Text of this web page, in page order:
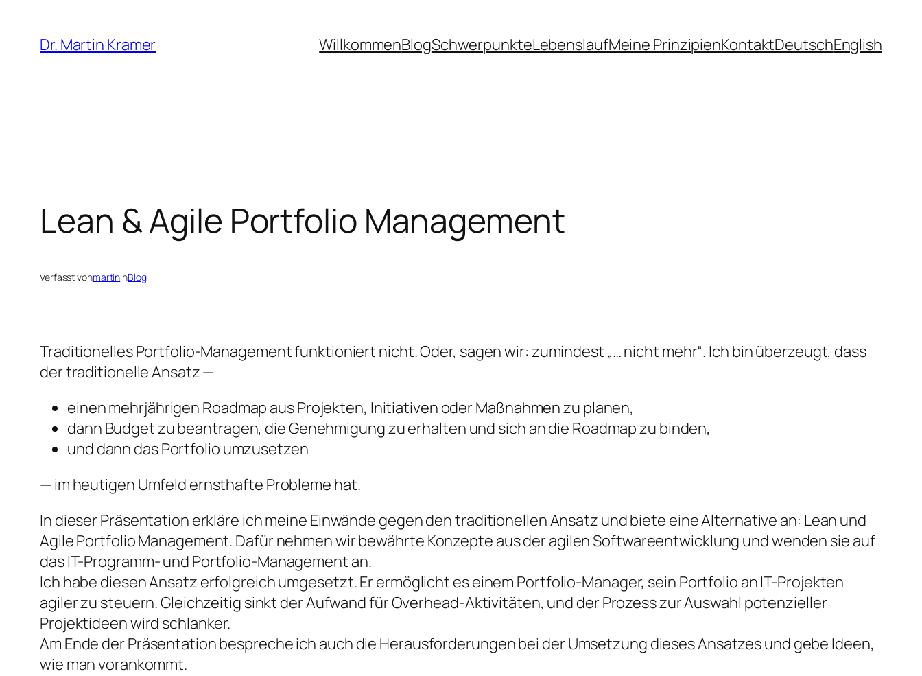
Inhalt
springen
Dr. Martin Kramer WillkommenBlogSchwerpunkteLebenslaufMeine PrinzipienKontaktDeutschEnglish
Lean & Agile Portfolio Management
Verfasst vonmartininBlog
Traditionelles Portfolio-Management funktioniert nicht. Oder, sagen wir: zumindest „… nicht mehr“. Ich bin überzeugt, dass
der traditionelle Ansatz —
einen mehrjährigen Roadmap aus Projekten, Initiativen oder Maßnahmen zu planen,
dann Budget zu beantragen, die Genehmigung zu erhalten und sich an die Roadmap zu binden,
und dann das Portfolio umzusetzen
— im heutigen Umfeld ernsthafte Probleme hat.
In dieser Präsentation erkläre ich meine Einwände gegen den traditionellen Ansatz und biete eine Alternative an: Lean und
Agile Portfolio Management. Dafür nehmen wir bewährte Konzepte aus der agilen Softwareentwicklung und wenden sie auf
das IT-Programm- und Portfolio-Management an.
Ich habe diesen Ansatz erfolgreich umgesetzt. Er ermöglicht es einem Portfolio-Manager, sein Portfolio an IT-Projekten
agiler zu steuern. Gleichzeitig sinkt der Aufwand für Overhead-Aktivitäten, und der Prozess zur Auswahl potenzieller
Projektideen wird schlanker.
Am Ende der Präsentation bespreche ich auch die Herausforderungen bei der Umsetzung dieses Ansatzes und gebe Ideen,
wie man vorankommt.